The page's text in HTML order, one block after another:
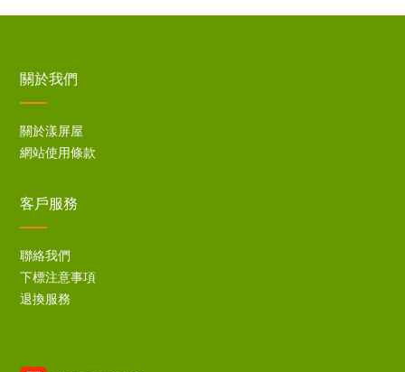
關於我們
關於漾屏屋
網站使用條款
客戶服務
聯絡我們
下標注意事項
退換服務